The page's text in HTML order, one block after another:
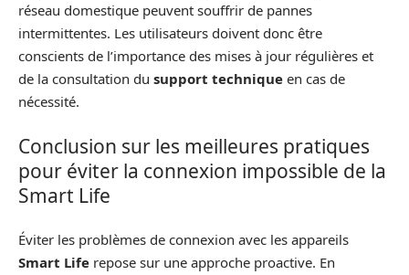
réseau domestique peuvent souffrir de pannes
intermittentes. Les utilisateurs doivent donc être
conscients de l’importance des mises à jour régulières et
de la consultation du support technique en cas de
nécessité.
Conclusion sur les meilleures pratiques
pour éviter la connexion impossible de la
Smart Life
Éviter les problèmes de connexion avec les appareils
Smart Life repose sur une approche proactive. En